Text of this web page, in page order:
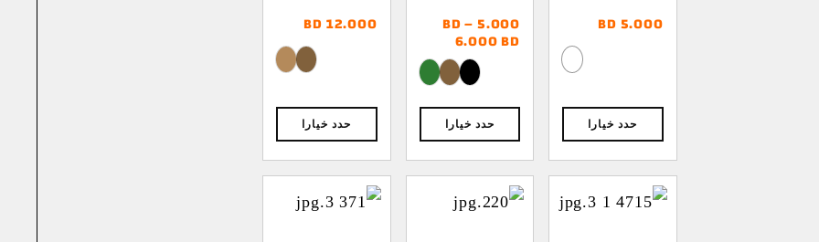
5.000
BD
حدد خيارا
MOLLE
BOTTLE
CARRIER
5.000
BD–
6.000BD نطاق
السعر:
من
خلال
حدد خيارا
12.000
BD
حدد خيارا